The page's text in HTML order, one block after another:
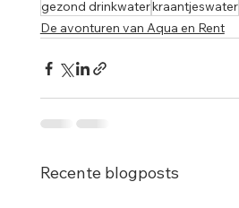
gezond drinkwaterkraantjeswater
De avonturen van Aqua en Rent
Recente blogposts